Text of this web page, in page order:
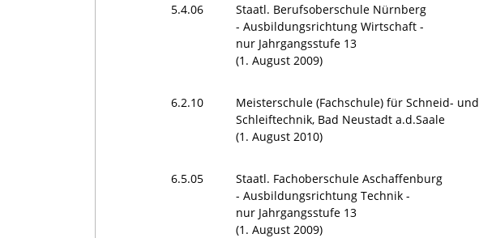
5.4.06
Staatl. Berufsoberschule Nürnberg
- Ausbildungsrichtung Wirtschaft -
nur Jahrgangsstufe 13
(1. August 2009)
6.2.10
Meisterschule (Fachschule) für Schneid- und
Schleiftechnik, Bad Neustadt a.d.Saale
(1. August 2010)
6.5.05
Staatl. Fachoberschule Aschaffenburg
- Ausbildungsrichtung Technik -
nur Jahrgangsstufe 13
(1. August 2009)